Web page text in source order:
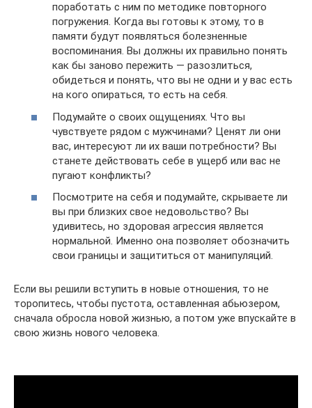
поработать с ним по методике повторного
погружения. Когда вы готовы к этому, то в
памяти будут появляться болезненные
воспоминания. Вы должны их правильно понять
как бы заново пережить — разозлиться,
обидеться и понять, что вы не одни и у вас есть
на кого опираться, то есть на себя.
Подумайте о своих ощущениях. Что вы
чувствуете рядом с мужчинами? Ценят ли они
вас, интересуют ли их ваши потребности? Вы
станете действовать себе в ущерб или вас не
пугают конфликты?
Посмотрите на себя и подумайте, скрываете ли
вы при близких свое недовольство? Вы
удивитесь, но здоровая агрессия является
нормальной. Именно она позволяет обозначить
свои границы и защититься от манипуляций.
Если вы решили вступить в новые отношения, то не
торопитесь, чтобы пустота, оставленная абьюзером,
сначала обросла новой жизнью, а потом уже впускайте в
свою жизнь нового человека.